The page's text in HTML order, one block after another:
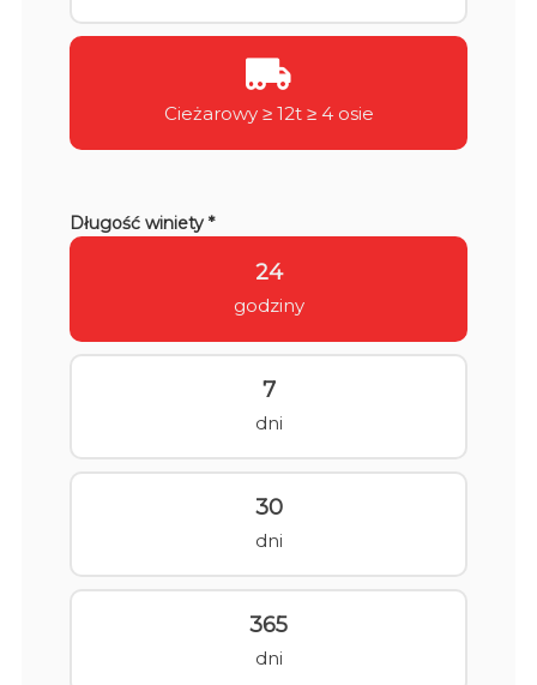
Cieżarowy ≥ 12t ≥ 4 osie
Długość winiety *
24
godziny
7
dni
30
dni
365
dni